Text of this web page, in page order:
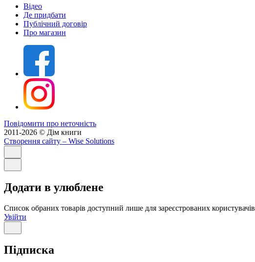
Відео
Де придбати
Публічний договір
Про магазин
Повідомити про неточність
2011-2026 © Дім книги
Створення сайту – Wise Solutions
Додати в улюблене
Список обраних товарів доступний лише для зареєстрованих користувачів
Увійти
Підписка